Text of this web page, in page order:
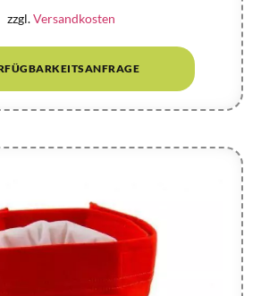
zzgl.Versandkosten